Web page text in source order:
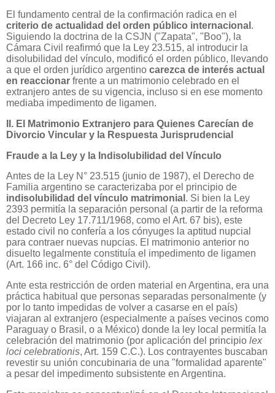
El fundamento central de la confirmación radica en el
criterio de actualidad del orden público internacional .
Siguiendo la doctrina de la CSJN ("Zapata", "Boo"), la
Cámara Civil reafirmó que la Ley 23.515, al introducir la
disolubilidad del vínculo, modificó el orden público, llevando
a que el orden jurídico argentino carezca de interés actual
en reaccionar frente a un matrimonio celebrado en el
extranjero antes de su vigencia, incluso si en ese momento
mediaba impedimento de ligamen.
II. El Matrimonio Extranjero para Quienes Carecían de
Divorcio Vincular y la Respuesta Jurisprudencial
Fraude a la Ley y la Indisolubilidad del Vínculo
Antes de la Ley N° 23.515 (junio de 1987), el Derecho de
Familia argentino se caracterizaba por el principio de
indisolubilidad del vínculo matrimonial . Si bien la Ley
2393 permitía la separación personal (a partir de la reforma
del Decreto Ley 17.711/1968, como el Art. 67 bis), este
estado civil no confería a los cónyuges la aptitud nupcial
para contraer nuevas nupcias. El matrimonio anterior no
disuelto legalmente constituía el impedimento de ligamen
(Art. 166 inc. 6° del Código Civil).
Ante esta restricción de orden material en Argentina, era una
práctica habitual que personas separadas personalmente (y
por lo tanto impedidas de volver a casarse en el país)
viajaran al extranjero (especialmente a países vecinos como
Paraguay o Brasil, o a México) donde la ley local permitía la
celebración del matrimonio (por aplicación del principio lex
loci celebrationis, Art. 159 C.C.). Los contrayentes buscaban
revestir su unión concubinaria de una "formalidad aparente"
a pesar del impedimento subsistente en Argentina.